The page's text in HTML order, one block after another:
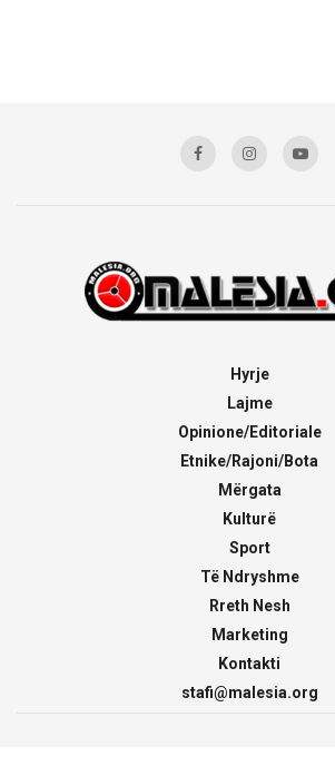
Hyrje
Lajme
Opinione/Editoriale
Etnike/Rajoni/Bota
Mërgata
Kulturë
Sport
Të Ndryshme
Rreth Nesh
Marketing
Kontakti
stafi@malesia.org